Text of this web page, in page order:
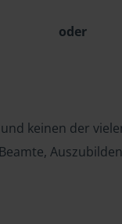
oder
keinen der